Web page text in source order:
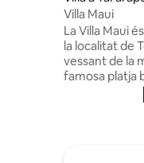
Villa Maui
La Villa Maui
la localitat de
vessant de la
famosa platja
anomenada
Maui ofereix